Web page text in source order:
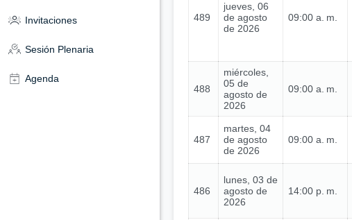
Invitaciones
Sesión Plenaria
Agenda
489
jueves, 06
de agosto
de 2026
09:00 a. m.
488
miércoles,
05 de
agosto de
2026
09:00 a. m.
487
martes, 04
de agosto
de 2026
09:00 a. m.
486
lunes, 03 de
agosto de
2026
14:00 p. m.